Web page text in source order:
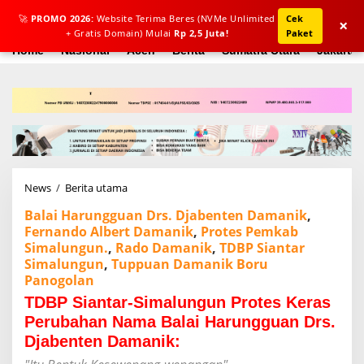
🚀 PROMO 2026: Website Terima Beres (NVMe Unlimited
+ Gratis Domain) Mulai Rp 2,5 Juta!
Cek
Paket
×
a Home Nasional Aceh Berita Sumatra Utara Jakarta
News / Berita utama
B
P
S
i
a
t
a
-
Balai Harungguan Drs. Djabenten Damanik,
Fernando Albert Damanik, Protes Pemkab
Simalungun., Rado Damanik, TDBP Siantar
Simalungun, Tuppuan Damanik Boru
Panogolan
TDBP Siantar-Simalungun Protes Keras
Perubahan Nama Balai Harungguan Drs.
Djabenten Damanik: